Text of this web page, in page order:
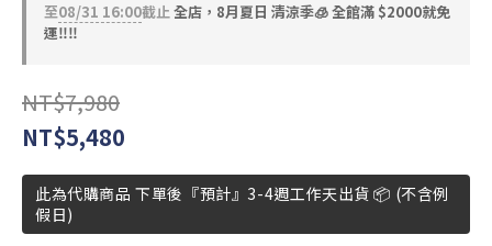
至08/31 16:00截止全店，8月夏日 清涼季🧊 全館滿 $2000就免
運‼️‼️
NT$7,980
NT$5,480
此為代購商品 下單後『預計』3-4週工作天出貨 📦 (不含例
假日)